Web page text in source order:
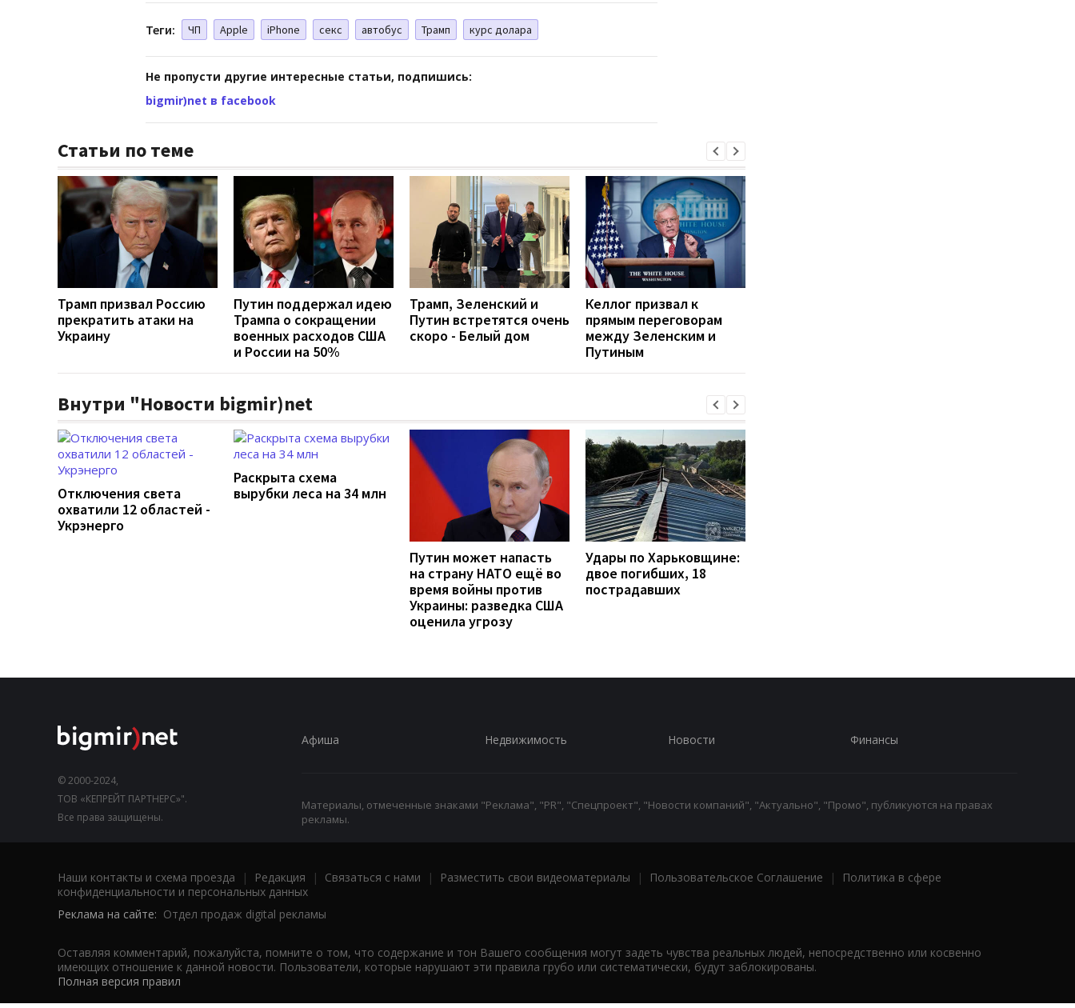
Теги: ЧП Apple iPhone секс автобус Трамп курс долара
Не пропусти другие интересные статьи, подпишись:
bigmir)net в facebook
Статьи по теме
Трамп призвал Россию
прекратить атаки на
Украину
Путин поддержал идею
Трампа о сокращении
военных расходов США
и России на 50%
Трамп, Зеленский и
Путин встретятся очень
скоро - Белый дом
Келлог призвал к
прямым переговорам
между Зеленским и
Путиным
Внутри "Новости bigmir)net
Отключения света
охватили 12 областей -
Укрэнерго
Раскрыта схема
вырубки леса на 34 млн
Путин может напасть
на страну НАТО ещё во
время войны против
Украины: разведка США
оценила угрозу
Удары по Харьковщине:
двое погибших, 18
пострадавших
© 2000-2024,
ТОВ «КЕПРЕЙТ ПАРТНЕРС»".
Все права защищены.
Афиша Недвижимость Новости Финансы
Материалы, отмеченные знаками "Реклама", "PR", "Спецпроект", "Новости компаний", "Актуально", "Промо", публикуются на правах
рекламы.
Наши контакты и схема проезда | Редакция | Связаться с нами | Разместить свои видеоматериалы | Пользовательское Соглашение |
Политика в сфере
конфиденциальности и персональных данных
Реклама на сайте: Отдел продаж digital рекламы
Оставляя комментарий, пожалуйста, помните о том, что содержание и тон Вашего сообщения могут задеть чувства реальных людей, непосредственно или косвенно
имеющих отношение к данной новости. Пользователи, которые нарушают эти правила грубо или систематически, будут заблокированы.
Полная версия правил